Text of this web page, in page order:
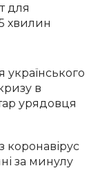
для
хвилин
в
урядовця
коронавірус
за минулу